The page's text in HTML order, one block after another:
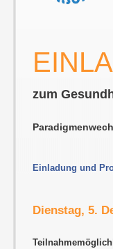
zum
Einladung und
Dienstag, 5.